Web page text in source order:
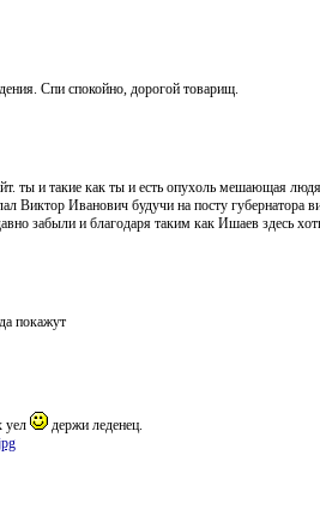
Спи спокойно, дорогой товарищ.
ты и такие как ты и есть опухоль мешающая
Виктор Иванович будучи на посту
забыли и благодаря таким как Ишаев здесь
покажут
уел
держи леденец.